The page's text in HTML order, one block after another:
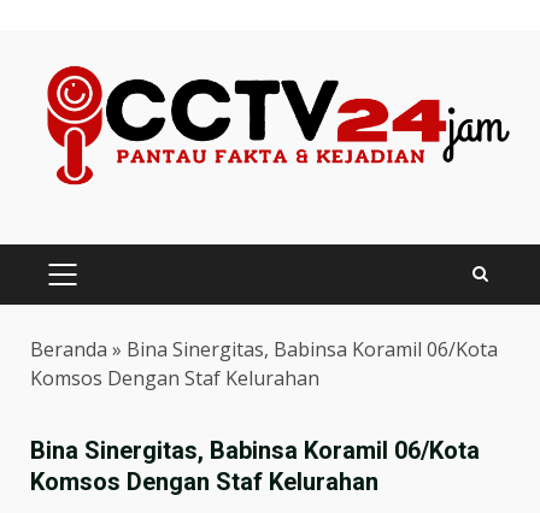
content
PRIMARY
MENU
Beranda » Bina Sinergitas, Babinsa Koramil 06/Kota
Komsos Dengan Staf Kelurahan
Bina Sinergitas, Babinsa Koramil 06/Kota
Komsos Dengan Staf Kelurahan